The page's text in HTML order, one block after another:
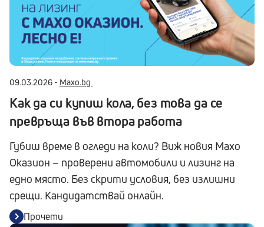
09.03.2026 - Maxo.bg
Как да си купиш кола, без това да се
превръща във втора работа
Губиш време в огледи на коли? Виж новия Maxo
Оказион – проверени автомобили и лизинг на
едно място. Без скрити условия, без излишни
срещи. Кандидатствай онлайн.
Прочети